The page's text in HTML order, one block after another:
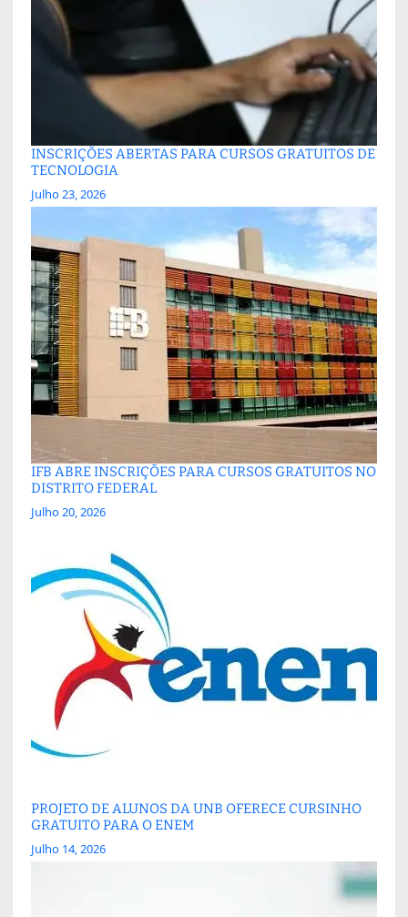
INSCRIÇÕES ABERTAS PARA CURSOS GRATUITOS DE
TECNOLOGIA
Julho 23, 2026
IFB ABRE INSCRIÇÕES PARA CURSOS GRATUITOS NO
DISTRITO FEDERAL
Julho 20, 2026
PROJETO DE ALUNOS DA UNB OFERECE CURSINHO
GRATUITO PARA O ENEM
Julho 14, 2026